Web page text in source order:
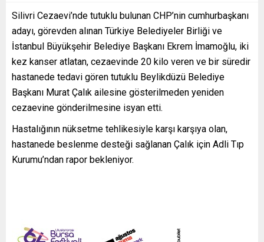
Silivri Cezaevi’nde tutuklu bulunan CHP’nin cumhurbaşkanı
adayı, görevden alınan Türkiye Belediyeler Birliği ve
İstanbul Büyükşehir Belediye Başkanı Ekrem İmamoğlu, iki
kez kanser atlatan, cezaevinde 20 kilo veren ve bir süredir
hastanede tedavi gören tutuklu Beylikdüzü Belediye
Başkanı Murat Çalık ailesine gösterilmeden yeniden
cezaevine gönderilmesine isyan etti.
Hastalığının nüksetme tehlikesiyle karşı karşıya olan,
hastanede beslenme desteği sağlanan Çalık için Adli Tıp
Kurumu’ndan rapor bekleniyor.